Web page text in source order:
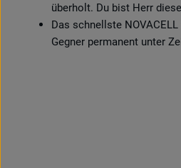
überholt. Du bist Herr
Das schnellste
Gegner permanent unter